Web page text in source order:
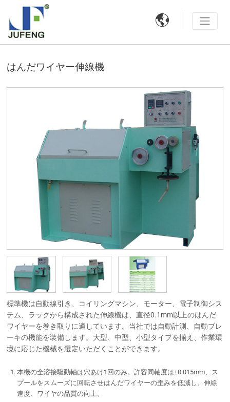

はんだワイヤー伸線機
標準機は自動線引き、コイリングマシン、モーター、電子制御シス
テム、ラックから構成された伸線機は、直径0.1mm以上のはんだ
ワイヤーを巻き取りに適しています。当社では自動計測、自動ブレ
ーキの機能を装備します。大型、中型、小型タイプを揃え、作業環
境に応じた機械を選定いただくことができます。
本機の全溶接駆動軸は穴あけ1回のみ。許容同軸度は±0.015mm、ス
プールをスムーズに回転させはんだワイヤーの歪みを低減し、伸線
速度、ワイヤの品質の向上。